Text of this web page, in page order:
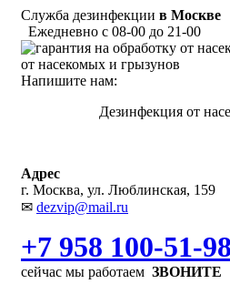
Служба дезинфекции в Москве
Ежедневно с 08-00 до 21-00
от насекомых и грызунов
Напишите нам:
Дезинфекция от
Адрес
г. Москва, ул. Люблинская, 159
✉ dezvip@mail.ru
+7 958 100-51-98
сейчас мы работаем ЗВОНИТЕ